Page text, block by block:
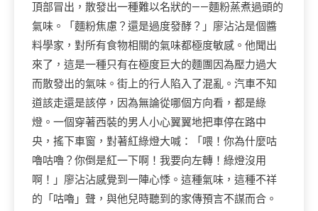
頂部冒出，散發出一種難以名狀的——麵粉蒸煮過頭的
氣味。「麵粉焦慮？還是過度發酵？」廖沾沾是個醬
料學家，對所有食物相關的氣味都極度敏感。他聞出
來了，這是一種只有在極度巨大的麵團因為壓力過大
而散發出的氣味。街上的行人陷入了混亂。汽車不知
道該走還是該停，因為無論從哪個方向看，都是綠
燈。一個穿著西裝的男人小心翼翼地把車停在路中
央，搖下車窗，對著紅綠燈大喊：「喂！你為什麼咕
嚕咕嚕？你倒是紅一下啊！我要向左轉！綠燈沒用
啊！」廖沾沾感覺到一陣心悸。這種氣味，這種不祥
的「咕嚕」聲，與他兒時聽到的家傳預言不謀而合。